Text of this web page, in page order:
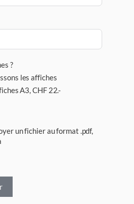
?
les affiches
A3, CHF 22.-
un fichier au format .pdf,